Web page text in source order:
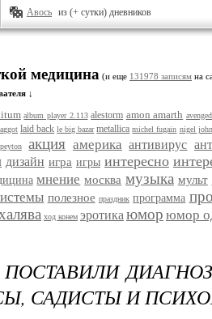
Авось из (+ сутки) дневников
медицина (и еще 131978 записям на
↓
album player 2.113 alestorm amon amarth
laid back le big bazar metallica michel fugain nigel
акция америка антивирус
дизайн игра игры интересно
мнение москва музыка мульт
полезное праздник программа
ход конем эротика юмор юмор
САДИСТЫ И